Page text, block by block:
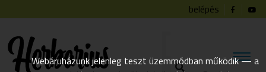
belépés
Webáruházunk jelenleg teszt üzemmódban működik — a